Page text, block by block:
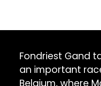
Fondriest Gand
an important
Belgium, where